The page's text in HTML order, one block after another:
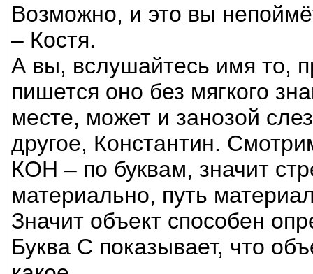
Возможно, и это вы
– Костя.
А вы, вслушайтесь имя то,
пишется оно без мягкого
месте, может и занозой
другое, Константин.
КОН – по буквам, значит
материально, путь
Значит объект способен
Буква С показывает, что